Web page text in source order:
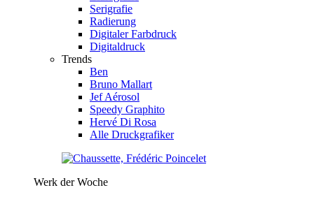
Serigrafie
Radierung
Digitaler Farbdruck
Digitaldruck
Trends
Ben
Bruno Mallart
Jef Aérosol
Speedy Graphito
Hervé Di Rosa
Alle Druckgrafiker
Werk der Woche